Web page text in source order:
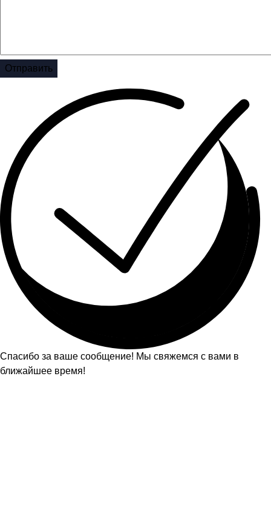
Отправить
Спасибо за ваше сообщение! Мы свяжемся с вами в
ближайшее время!